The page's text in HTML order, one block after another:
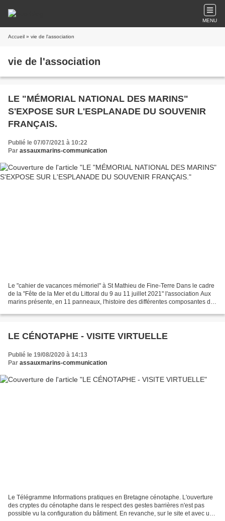
MENU
Accueil » vie de l'association
vie de l'association
LE "MÉMORIAL NATIONAL DES MARINS"
S'EXPOSE SUR L'ESPLANADE DU SOUVENIR
FRANÇAIS.
Publié le 07/07/2021 à 10:22
Par assauxmarins-communication
Le "cahier de vacances mémoriel" à St Mathieu de Fine-Terre Dans le cadre
de la "Fête de la Mer et du Littoral du 9 au 11 juillet 2021" l'association Aux
marins présente, en 11 panneaux, l'histoire des différentes composantes du
LE CÉNOTAPHE - VISITE VIRTUELLE
Publié le 19/08/2020 à 14:13
Par assauxmarins-communication
Le Télégramme Informations pratiques en Bretagne cénotaphe. L'ouverture
des cryptes du cénotaphe dans le respect des gestes barrières n'est pas
possible vu la configuration du bâtiment. En revanche, sur le site et avec un